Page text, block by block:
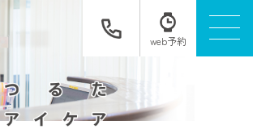
web予約